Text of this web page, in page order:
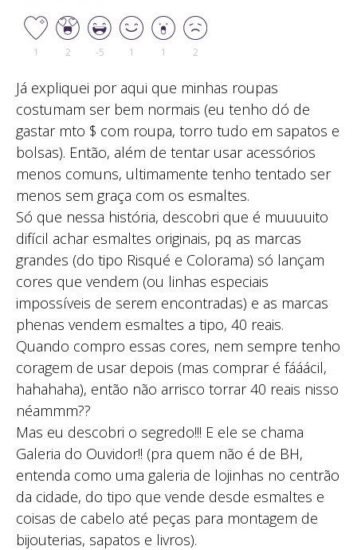
1 2 -5 1 1 2
Já expliquei por aqui que minhas roupas
costumam ser bem normais (eu tenho dó de
gastar mto $ com roupa, torro tudo em sapatos e
bolsas). Então, além de tentar usar acessórios
menos comuns, ultimamente tenho tentado ser
menos sem graça com os esmaltes.
Só que nessa história, descobri que é muuuuito
difícil achar esmaltes originais, pq as marcas
grandes (do tipo Risqué e Colorama) só lançam
cores que vendem (ou linhas especiais
impossíveis de serem encontradas) e as marcas
phenas vendem esmaltes a tipo, 40 reais.
Quando compro essas cores, nem sempre tenho
coragem de usar depois (mas comprar é fááácil,
hahahaha), então não arrisco torrar 40 reais nisso
néammm??
Mas eu descobri o segredo!!! E ele se chama
Galeria do Ouvidor!! (pra quem não é de BH,
entenda como uma galeria de lojinhas no centrão
da cidade, do tipo que vende desde esmaltes e
coisas de cabelo até peças para montagem de
bijouterias, sapatos e livros).